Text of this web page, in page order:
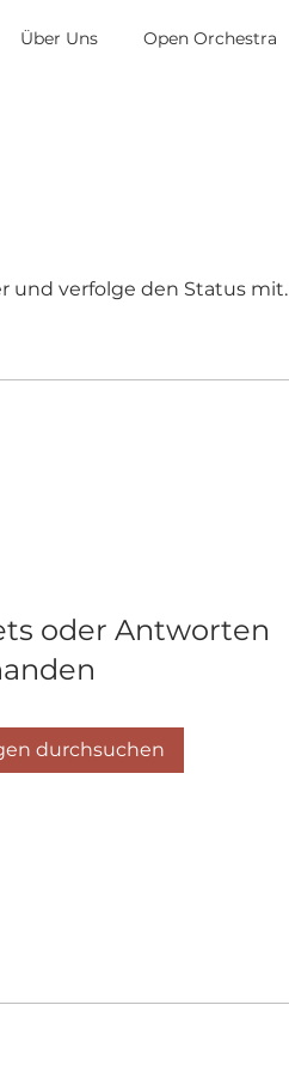
Über Uns Open Orchestra
und verfolge den Status mit.
oder Antworten
durchsuchen